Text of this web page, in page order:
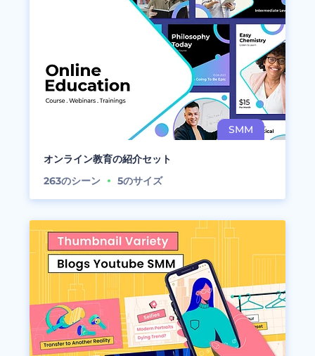
オンライン教育の紹介セット
263のシーン 5のサイズ